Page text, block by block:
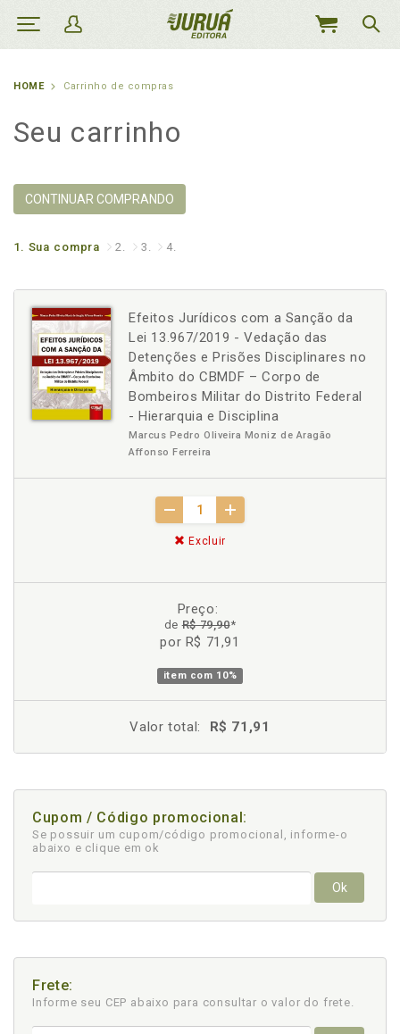
MEU
HOME Carrinho de compras
Seu carrinho
CONTINUAR COMPRANDO
1. Sua compra 2. 3. 4.
Efeitos Jurídicos com a Sanção da
Lei 13.967/2019 - Vedação das
Detenções e Prisões Disciplinares no
Âmbito do CBMDF – Corpo de
Bombeiros Militar do Distrito Federal
- Hierarquia e Disciplina
Marcus Pedro Oliveira Moniz de Aragão
Affonso Ferreira
Excluir
Preço:
deR$ 79,90*
por R$ 71,91
item com 10%
Valor total: R$ 71,91
Cupom / Código promocional:
Se possuir um cupom/código promocional, informe-o
abaixo e clique em ok
Ok
Frete:
Informe seu CEP abaixo para consultar o valor do frete.